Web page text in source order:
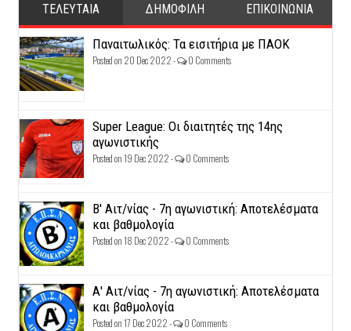
ΤΕΛΕΥΤΑΙΑ ΔΗΜΟΦΙΛΗ ΕΠΙΚΟΙΝΩΝΙΑ
Παναιτωλικός: Τα εισιτήρια με ΠΑΟΚ
Posted on 20 Dec 2022 - 0 Comments
Super League: Οι διαιτητές της 14ης
αγωνιστικής
Posted on 19 Dec 2022 - 0 Comments
Β' Αιτ/νίας - 7η αγωνιστική: Αποτελέσματα
και βαθμολογία
Posted on 18 Dec 2022 - 0 Comments
Α' Αιτ/νίας - 7η αγωνιστική: Αποτελέσματα
και βαθμολογία
Posted on 17 Dec 2022 - 0 Comments